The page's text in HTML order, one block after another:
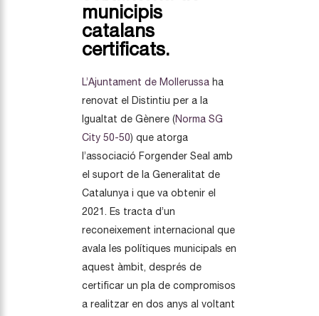
municipis
catalans
certificats.
L’Ajuntament de Mollerussa ha
renovat el Distintiu per a la
Igualtat de Gènere (Norma SG
City 50-50) que atorga
l’associació Forgender Seal amb
el suport de la Generalitat de
Catalunya i que va obtenir el
2021. Es tracta d’un
reconeixement internacional que
avala les polítiques municipals en
aquest àmbit, després de
certificar un pla de compromisos
a realitzar en dos anys al voltant